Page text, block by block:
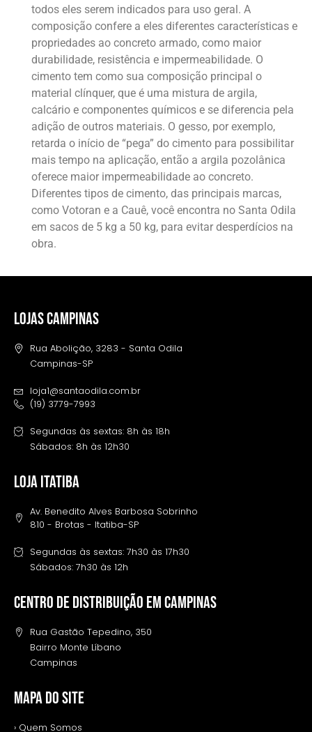
todos eles serem indicados para uso geral. A
composição confere a eles diferentes características e
propriedades ao concreto armado, como maior
durabilidade, resistência e impermeabilidade. O
cimento tem como sua composição principal o
material clínquer, que é uma mistura de argila,
calcário e componentes químicos e se diferencia pela
adição de outros materiais. O gesso, por exemplo,
retarda o início de “pega” do cimento para possibilitar
mais tempo na aplicação, então a argila pozolânica
oferece maior impermeabilidade ao concreto.
Diferentes tipos de cimento, das principais marcas,
como Votoran e a Cauê, você encontra no Santa Odila
em sacos de 5 kg a 50 kg, para evitar desperdícios na
obra.
LOJAS CAMPINAS
Rua Abolição, 3283 - Santa Odila
Campinas-SP
loja1@santaodila.com.br
(19) 3779-7993
Segundas às sextas: 8h às 18h
Sábados: 8h às 12h30
LOJA ITATIBA
Av. Benedito Alves Barbosa Sobrinho
810 - Brotas - Itatiba-SP
Segundas às sextas: 7h30 às 17h30
Sábados: 7h30 às 12h
Centro de distribuição em campinas
Rua Gastão Tepedino, 350
Bairro Monte Líbano
Campinas
MAPA DO SITE
› Quem Somos